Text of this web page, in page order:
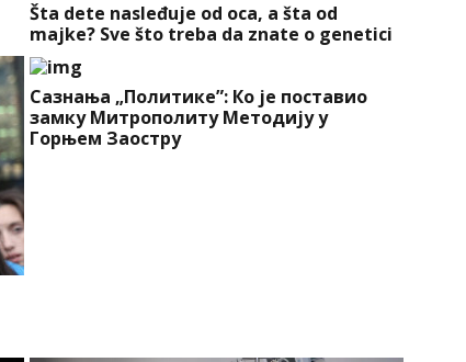
Šta dete nasleđuje od oca, a šta od
majke? Sve što treba da znate o genetici
Сазнања „Политике”: Ко је поставио
замку Митрополиту Методију у
Горњем Заостру